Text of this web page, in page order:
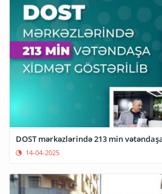
DOST mərkəzlərində 213 min
14-04-2025